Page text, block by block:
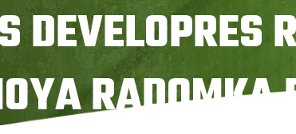
DEVELOPRES
RADOMKA